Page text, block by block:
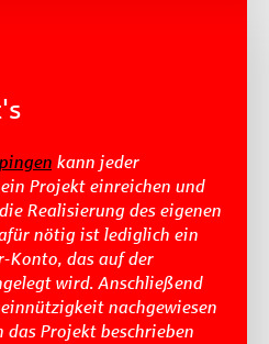
kann jeder
Projekt einreichen und
Realisierung des eigenen
nötig ist lediglich ein
Konto, das auf der
wird. Anschließend
nachgewiesen
das Projekt beschrieben